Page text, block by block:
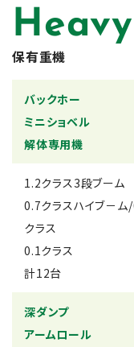
保有重機
バックホー
ミニショベル
解体専用機
1.2クラス3段ブーム
0.7クラスハイブ－
クラス
0.1クラス
計12台
深ダンプ
アームロール